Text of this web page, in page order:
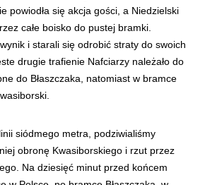
powiodła się akcja gości, a Niedzielski
całe boisko do pustej bramki.
i starali się odrobić straty do swoich
drugie trafienie Nafciarzy należało do
do Błaszczaka, natomiast w bramce
siódmego metra, podziwialiśmy
obronę Kwasiborskiego i rzut przez
Na dziesięć minut przed końcem